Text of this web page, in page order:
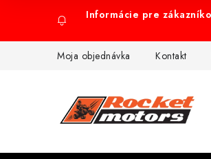
obsah
Moja objednávka Kontakt